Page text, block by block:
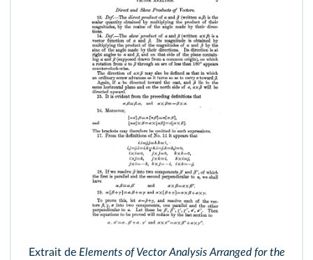
Extrait de Elements of Vector Analysis Arranged for the